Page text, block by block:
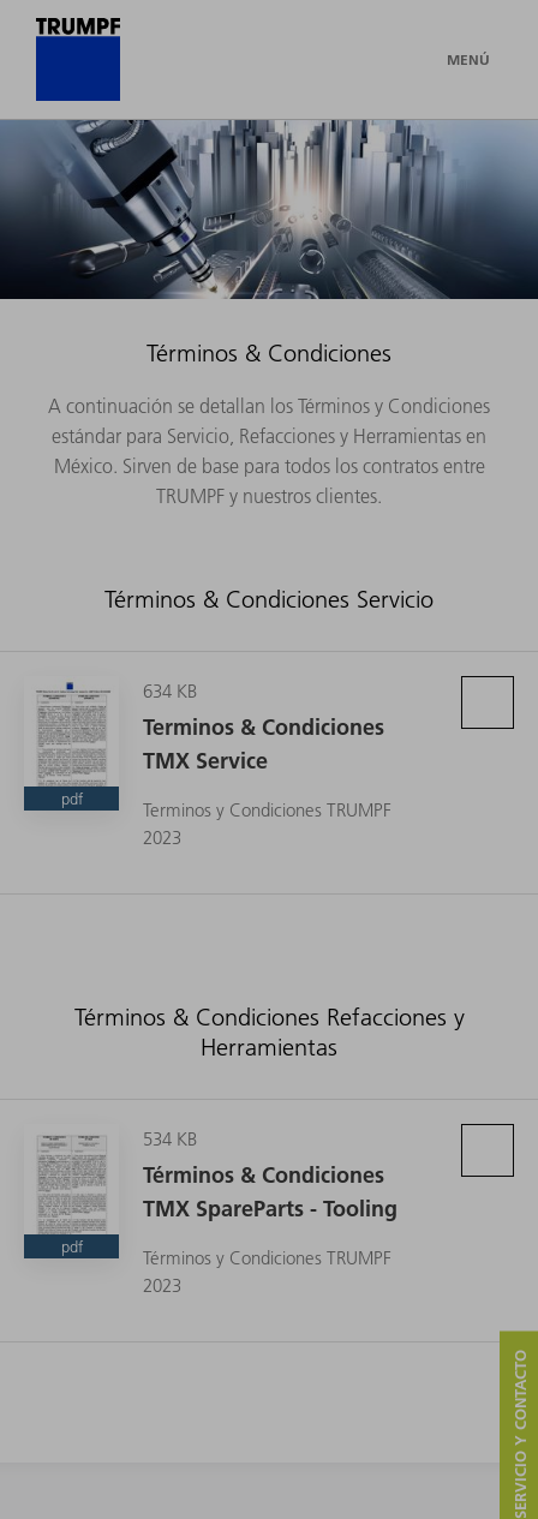
MENÚ
Términos & Condiciones
A continuación se detallan los Términos y Condiciones
estándar para Servicio, Refacciones y Herramientas en
México. Sirven de base para todos los contratos entre
TRUMPF y nuestros clientes.
Términos & Condiciones Servicio
pdf
634 KB
Terminos & Condiciones
TMX Service
Terminos y Condiciones TRUMPF
2023
Términos & Condiciones Refacciones y
Herramientas
pdf
534 KB
Términos & Condiciones
TMX SpareParts - Tooling
Términos y Condiciones TRUMPF
2023
SERVICIO Y CONTACTO